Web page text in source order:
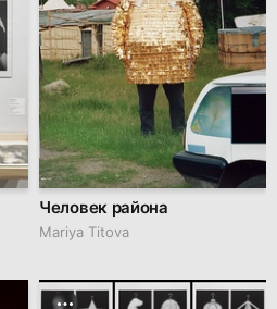
Человек района
Mariya Titova